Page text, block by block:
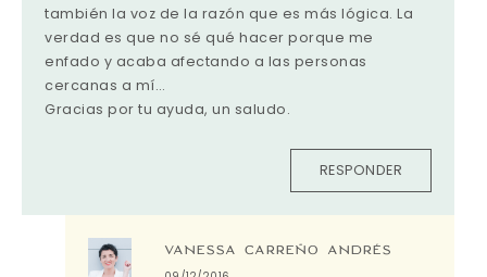
también la voz de la razón que es más lógica. La
verdad es que no sé qué hacer porque me
enfado y acaba afectando a las personas
cercanas a mí…
Gracias por tu ayuda, un saludo.
RESPONDER
VANESSA CARREÑO ANDRÉS